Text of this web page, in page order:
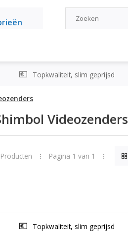
Topkwaliteit, slim geprijsd
Videozenders
Pagina 1 van 1
Topkwaliteit, slim geprijsd